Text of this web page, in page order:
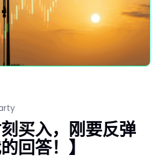
买入，刚要反弹
回答！】